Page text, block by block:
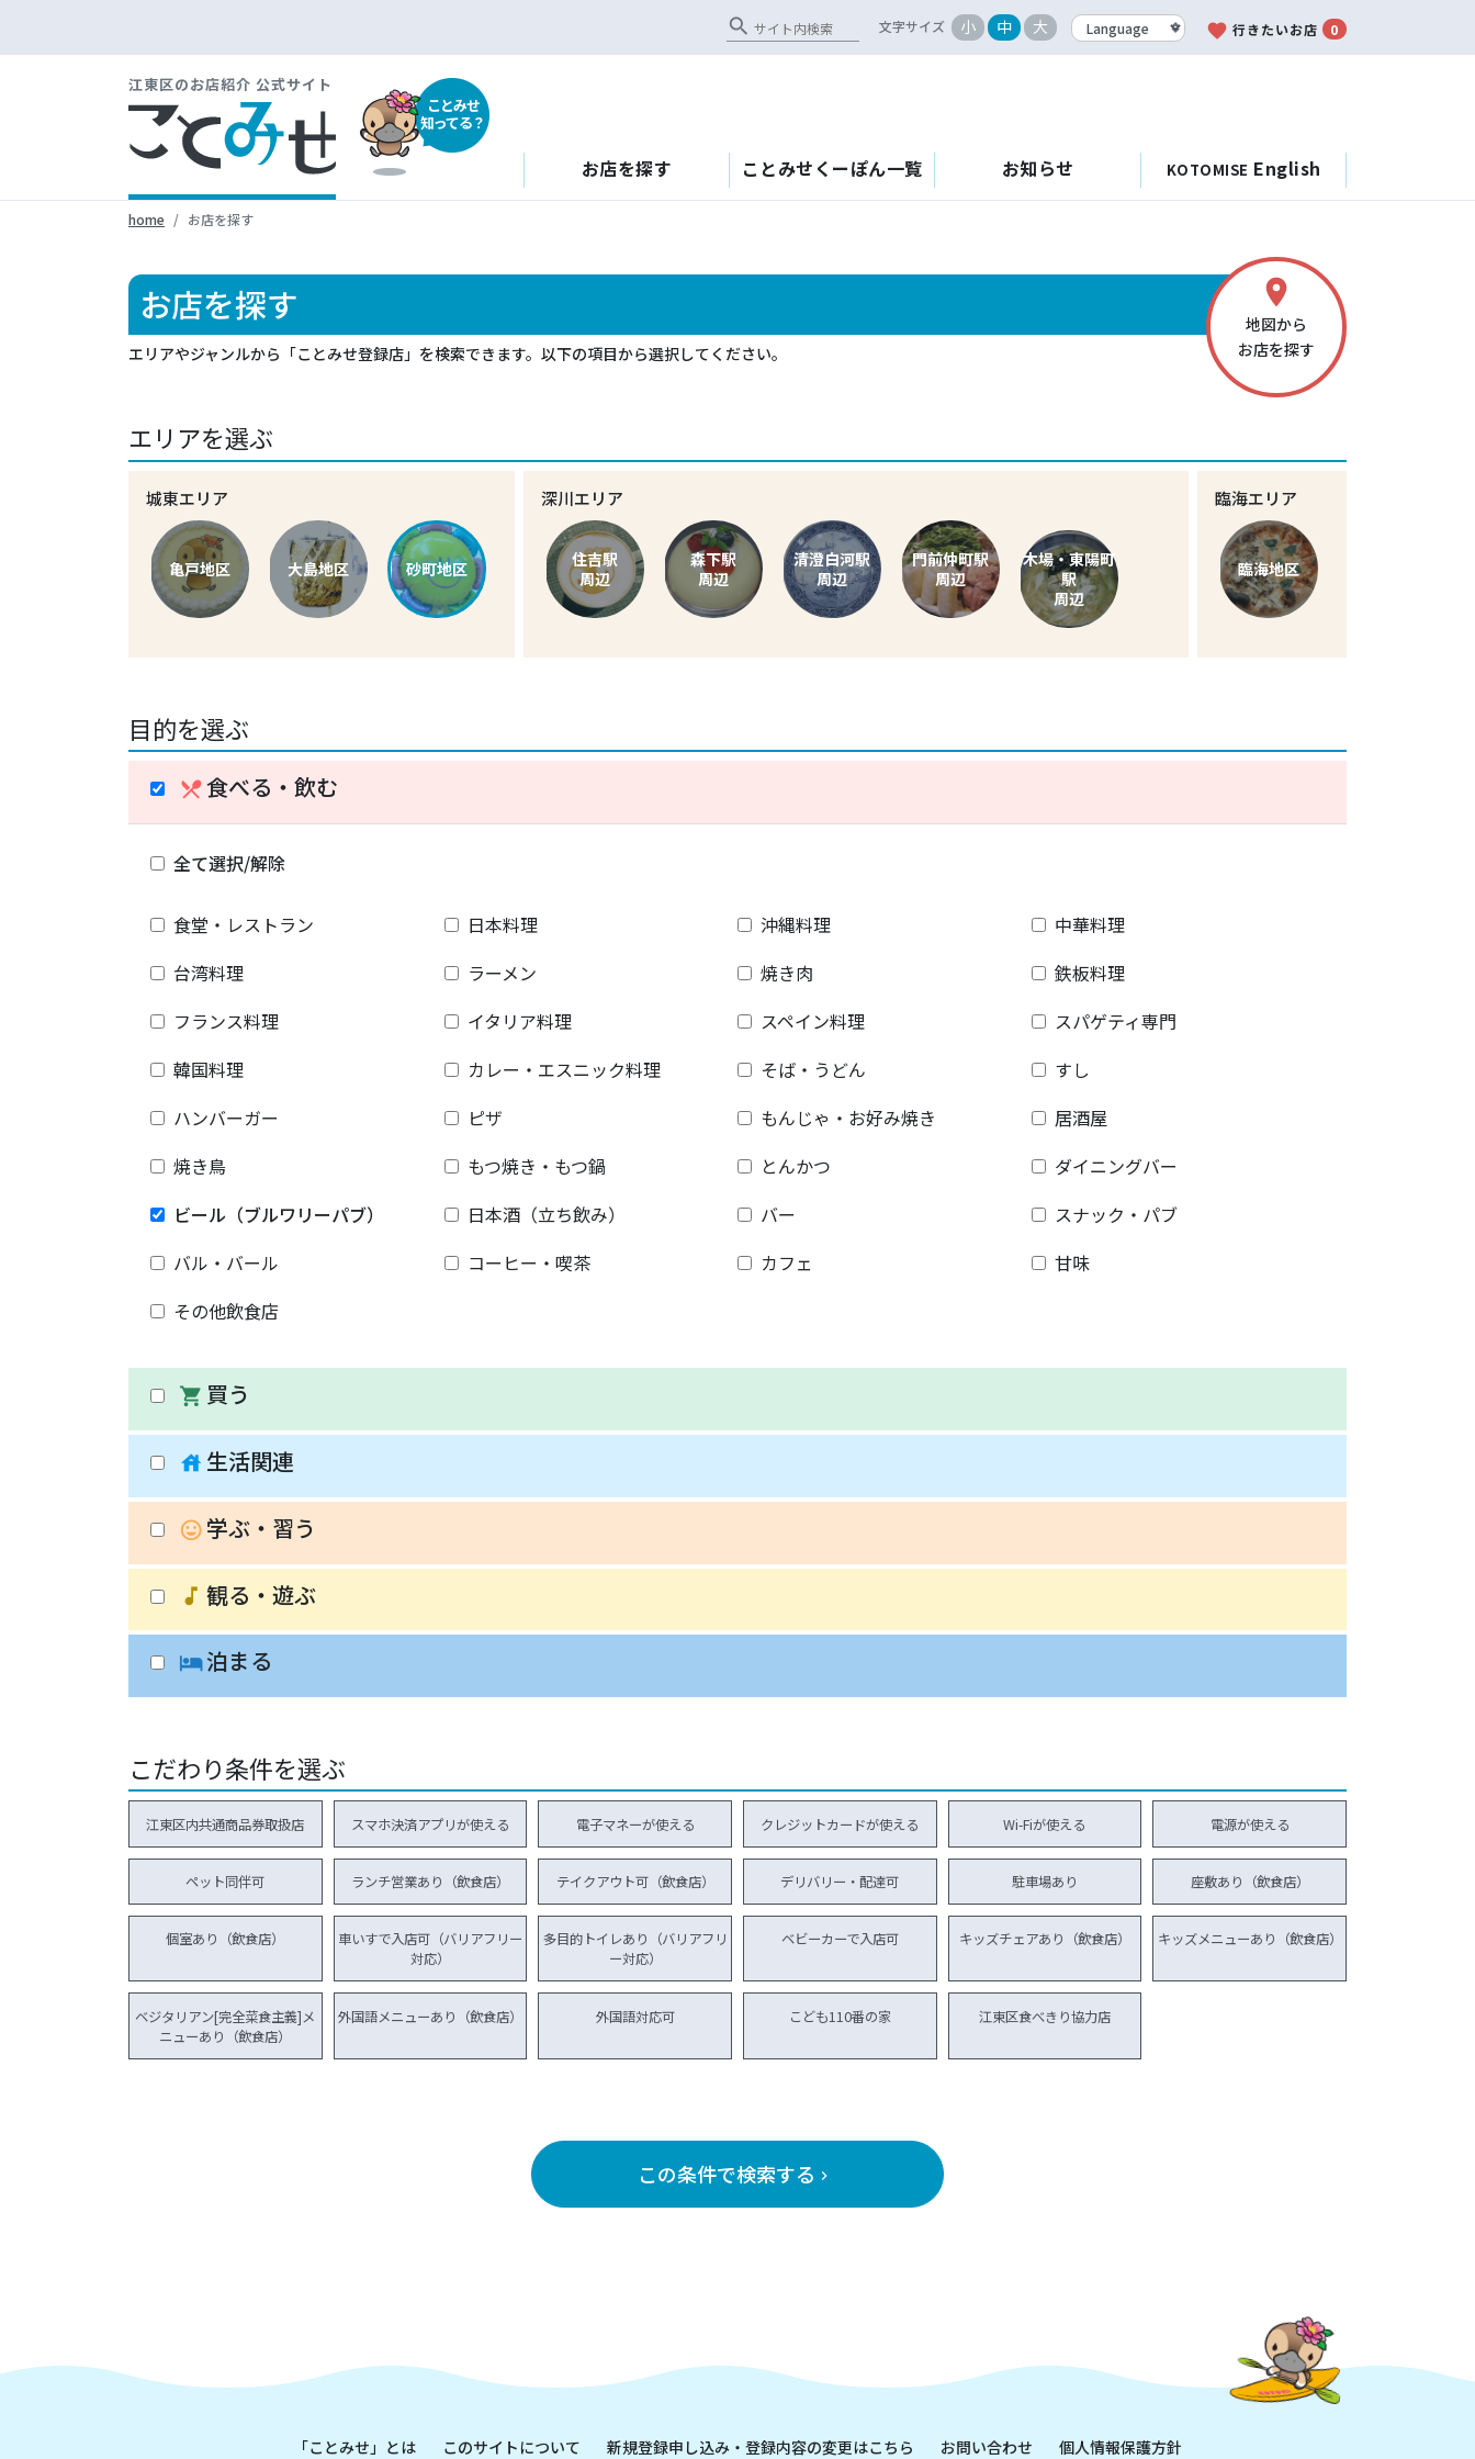
search 文字サイズ 小 中 大 favorite 行きたいお店 0
江東区のお店紹介 公式サイト
ことみせ
知ってる？
お店を探す ことみせくーぽん一覧 お知らせ KOTOMISE English
home お店を探す
お店を探す
エリアやジャンルから「ことみせ登録店」を検索できます。以下の項目から選択してください。
place
地図から
お店を探す
エリアを選ぶ
城東エリア
亀戸地区 大島地区 砂町地区
深川エリア
住吉駅
周辺
森下駅
周辺
清澄白河駅
周辺
門前仲町駅
周辺
木場・東陽町
駅
周辺
臨海エリア
臨海地区
目的を選ぶ
restaurant_menu食べる・飲む
全て選択/解除
食堂・レストラン 日本料理 沖縄料理
中華料理
台湾料理
ラーメン 焼き肉
鉄板料理
フランス料理
イタリア料理 スペイン料理
スパゲティ専門
韓国料理
カレー・エスニック料理 そば・うどん
すし
ハンバーガー
ピザ もんじゃ・お好み焼き
居酒屋
焼き鳥
もつ焼き・もつ鍋 とんかつ
ダイニングバー
ビール（ブルワリーパブ）
日本酒（立ち飲み） バー
スナック・パブ
バル・バール
コーヒー・喫茶 カフェ
甘味
その他飲食店
shopping_cart 買う
house 生活関連
insert_emoticon 学ぶ・習う
music_note 観る・遊ぶ
hotel泊まる
こだわり条件を選ぶ
江東区内共通商品券取扱店 スマホ決済アプリが使える 電子マネーが使える クレジットカードが使える Wi-Fiが使える 電源が使える
ペット同伴可 ランチ営業あり（飲食店） テイクアウト可（飲食店） デリバリー・配達可 駐車場あり 座敷あり（飲食店）
個室あり（飲食店）
車いすで入店可（バリアフリー
対応）
多目的トイレあり（バリアフリ
ー対応）
ベビーカーで入店可 キッズチェアあり（飲食店） キッズメニューあり（飲食店）
ベジタリアン[完全菜食主義]メ
ニューあり（飲食店）
外国語メニューあり（飲食店） 外国語対応可 こども110番の家 江東区食べきり協力店
この条件で検索する keyboard_arrow_right
「ことみせ」とは このサイトについて 新規登録申し込み・登録内容の変更はこちら お問い合わせ 個人情報保護方針